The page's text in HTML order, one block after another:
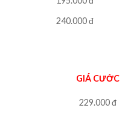
240.000 đ
GIÁ CƯỚC
229.000 đ